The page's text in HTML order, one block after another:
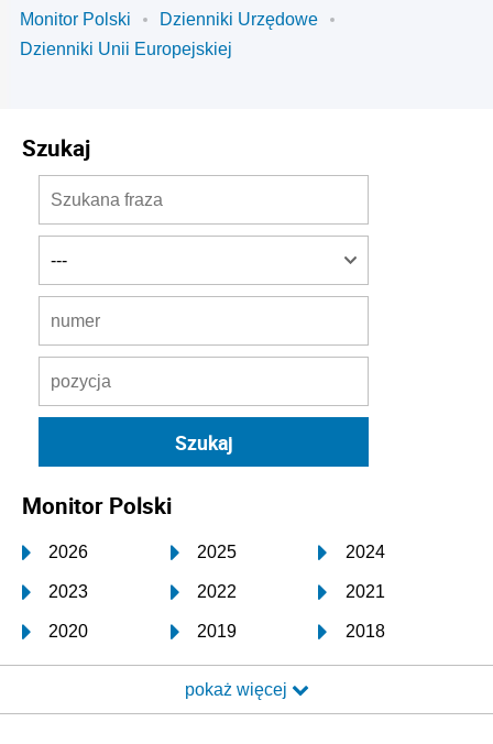
Monitor Polski
Dzienniki Urzędowe
Dzienniki Unii Europejskiej
Szukaj
Monitor Polski
2026 2025 2024
2023 2022 2021
2020 2019 2018
2017 2016 2015
2014 2013 2012
pokaż więcej